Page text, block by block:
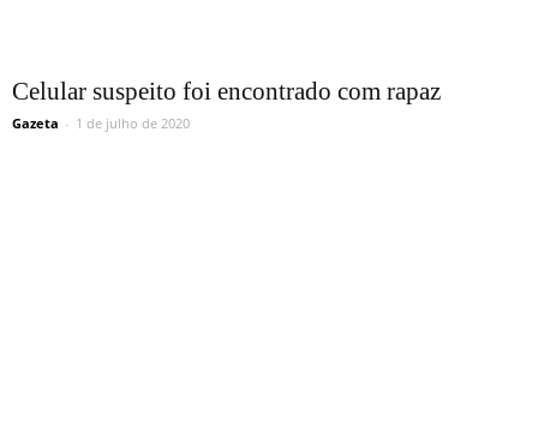
Celular suspeito foi encontrado com rapaz
Gazeta - 1 de julho de 2020